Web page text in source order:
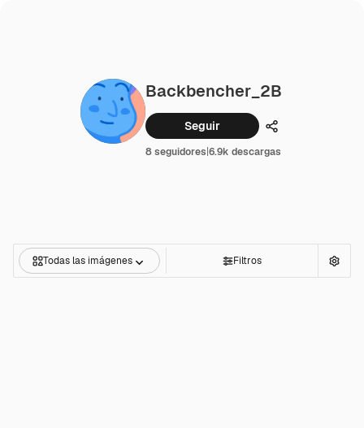
Backbencher_2B
Seguir Compartir
8 seguidores|6.9k descargas
Todas las imágenes Filtros